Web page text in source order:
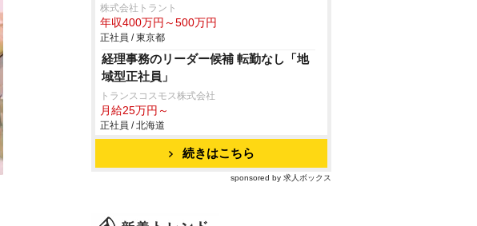
株式会社トラント
年収400万円～500万円
正社員 / 東京都
経理事務のリーダー候補 転勤なし「地
域型正社員」
トランスコスモス株式会社
月給25万円～
正社員 / 北海道
続きはこちら
sponsored by 求人ボックス